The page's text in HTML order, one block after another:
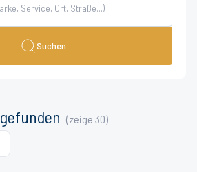
Suchen
gefunden (zeige 30)